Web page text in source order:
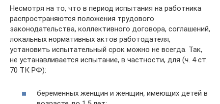
Несмотря на то, что в период испытания на работника
распространяются положения трудового
законодательства, коллективного договора, соглашений,
локальных нормативных актов работодателя,
установить испытательный срок можно не всегда. Так,
не устанавливается испытание, в частности, для (ч. 4 ст.
70 ТК РФ):
беременных женщин и женщин, имеющих детей в